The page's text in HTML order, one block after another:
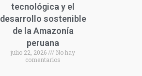
tecnológica y el
desarrollo sostenible
de la Amazonía
peruana
julio 22, 2026
No hay
comentarios